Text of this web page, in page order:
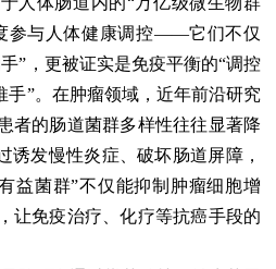
参与人体健康调控——它们不仅
”，更被证实是免疫平衡的“调控
手”。在肿瘤领域，近年前沿研究
者的肠道菌群多样性往往显著降
诱发慢性炎症、破坏肠道屏障，
益菌群”不仅能抑制肿瘤细胞增
让免疫治疗、化疗等抗癌手段的